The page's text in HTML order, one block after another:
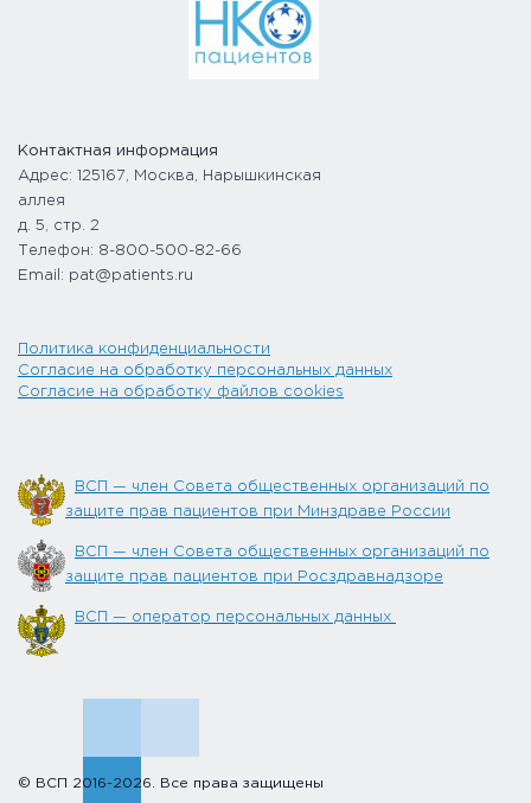
Контактная информация
Адрес: 125167, Москва, Нарышкинская
аллея
д. 5, стр. 2
Телефон: 8-800-500-82-66
Email: pat@patients.ru
Политика конфиденциальности
Согласие на обработку персональных данных
Согласие на обработку файлов cookies
ВСП — член Совета общественных организаций по
защите прав пациентов при Минздраве России
ВСП — член Совета общественных организаций по
защите прав пациентов при Росздравнадзоре
ВСП — оператор персональных данных
© ВСП 2016-2026. Все права защищены